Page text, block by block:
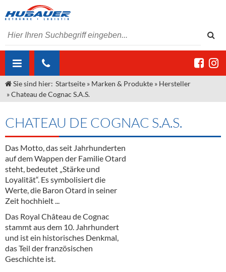
ÜBER UNS
Unser Liefergebiet
Unser Team
Kontakt
Angebote Gastronomie & Großhandel
Gastronomie
Großhandel
Innovation - Die Neue Art des Bierzapfens
"DroughtMaster"
Neuigkeiten
MARKEN & PRODUKTE
Weine & Schaumwein
Sirup
Spirituosen
Alkoholfreie Getränke
Öle & Küchenartikel
DIENSTLEISTUNGEN
Kommisionskauf & Lieferbedingungen
Fremddienstleistungen
Sie sind hier: Startseite » Marken & Produkte » Hersteller
»Chateau de Cognac S.A.S.
CHATEAU DE COGNAC S.A.S.
Das Motto, das seit Jahrhunderten
auf dem Wappen der Familie Otard
steht, bedeutet „Stärke und
Loyalität“. Es symbolisiert die
Werte, die Baron Otard in seiner
Zeit hochhielt ...
Das Royal Château de Cognac
stammt aus dem 10. Jahrhundert
und ist ein historisches Denkmal,
das Teil der französischen
Geschichte ist.